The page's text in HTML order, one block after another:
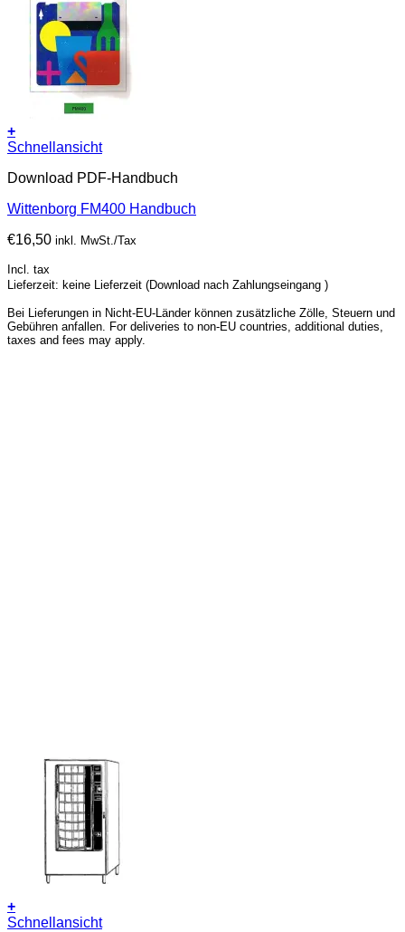
+
Schnellansicht
Download PDF-Handbuch
Wittenborg FM400 Handbuch
€16,50 inkl. MwSt./Tax
Incl. tax
Lieferzeit: keine Lieferzeit (Download nach Zahlungseingang )
Bei Lieferungen in Nicht-EU-Länder können zusätzliche Zölle, Steuern und
Gebühren anfallen. For deliveries to non-EU countries, additional duties,
taxes and fees may apply.
+
Schnellansicht